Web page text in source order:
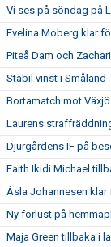
Vi ses på söndag på
Evelina Moberg klar
Piteå Dam och
Stabil vinst i Småland
Bortamatch mot
Laurens
Djurgårdens IF på
Faith Ikidi Michael
Ásla Johannesen klar
Ny förlust på
Maja Green tillbaka i